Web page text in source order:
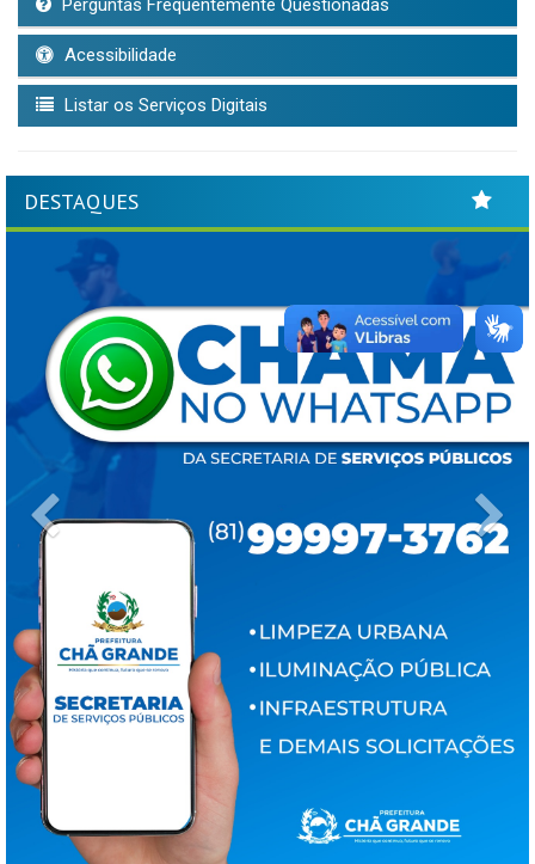
Perguntas Frequentemente Questionadas
Acessibilidade
Listar os Serviços Digitais
DESTAQUES